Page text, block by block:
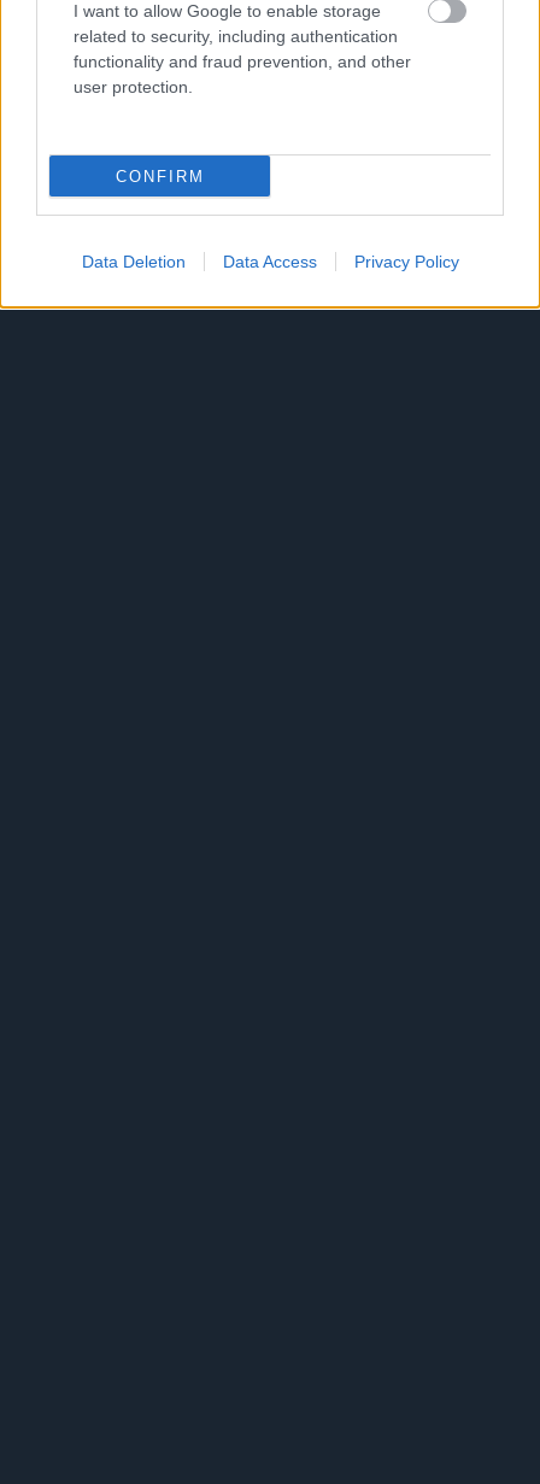
I want to allow Google to enable storage
related to security, including authentication
functionality and fraud prevention, and other
user protection.
CONFIRM
Data Deletion Data Access Privacy Policy